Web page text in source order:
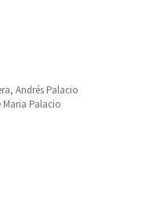
Andrés Palacio
Maria Palacio